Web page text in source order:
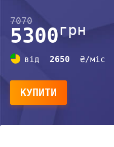
7070
5300грн
від 2650 ₴/міс
КУПИТИ